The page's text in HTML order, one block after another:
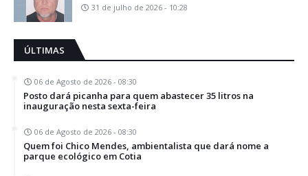
31 de julho de 2026 - 10:28
ÚLTIMAS
06 de Agosto de 2026 - 08:30
Posto dará picanha para quem abastecer 35 litros na
inauguração nesta sexta-feira
06 de Agosto de 2026 - 08:30
Quem foi Chico Mendes, ambientalista que dará nome a
parque ecológico em Cotia